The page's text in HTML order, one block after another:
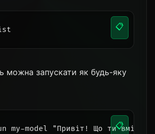
📋
можна запускати як будь-яку
my-model "Привіт! Що ти вмієш?"
📋